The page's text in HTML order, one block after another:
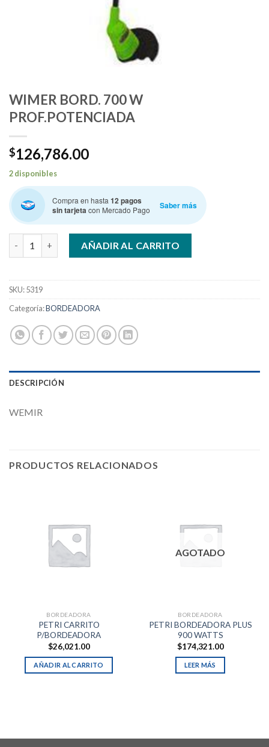
WIMER BORD. 700 W
PROF.POTENCIADA
$126,786.00
2 disponibles
Compra en hasta 12 pagos
sin tarjetacon Mercado Pago Saber más
WIMER BORD. 700 W PROF.POTENCIADA cantidad
AÑADIR AL CARRITO
SKU:5319
Categoría:BORDEADORA
DESCRIPCIÓN
WEMIR
PRODUCTOS RELACIONADOS
BORDEADORA
PETRI CARRITO
P/BORDEADORA
$26,021.00
AÑADIR AL CARRITO
AGOTADO
BORDEADORA
PETRI BORDEADORA PLUS
900 WATTS
$174,321.00
LEER MÁS